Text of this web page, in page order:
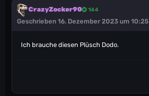
CrazyZocker90 144
Geschrieben 16. Dezember 2023 um 10:25
Ich brauche diesen Plüsch Dodo.